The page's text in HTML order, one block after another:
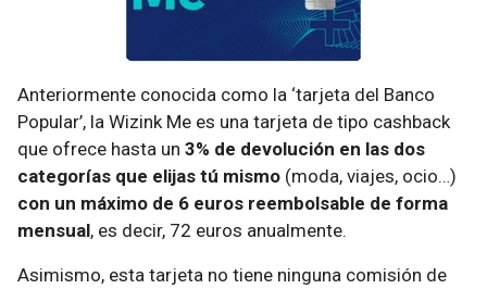
Anteriormente conocida como la ‘tarjeta del Banco
Popular’, la Wizink Me es una tarjeta de tipo cashback
que ofrece hasta un 3% de devolución en las dos
categorías que elijas tú mismo (moda, viajes, ocio…)
con un máximo de 6 euros reembolsable de forma
mensual, es decir, 72 euros anualmente.
Asimismo, esta tarjeta no tiene ninguna comisión de